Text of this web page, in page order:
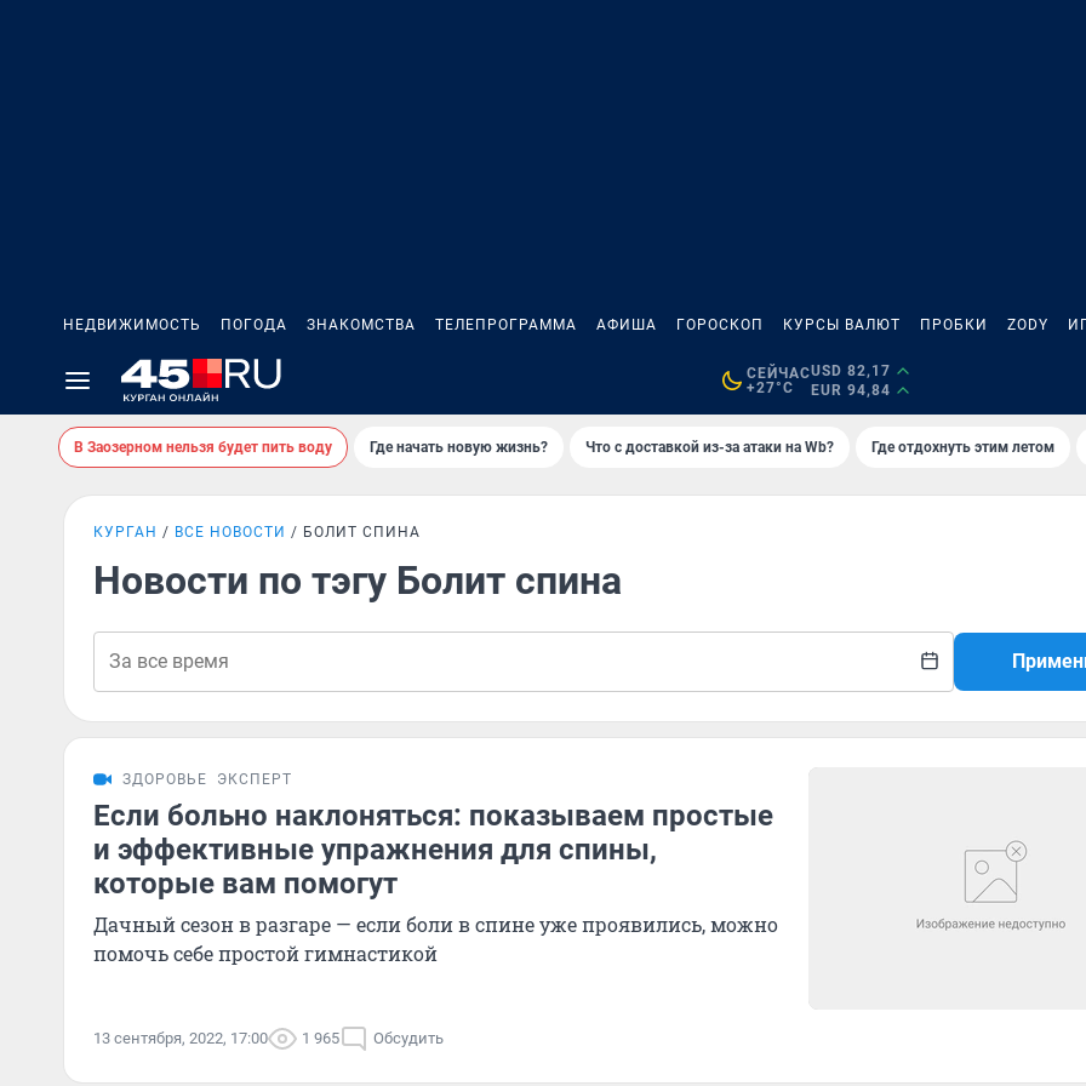
НЕДВИЖИМОСТЬ ПОГОДА ЗНАКОМСТВА ТЕЛЕПРОГРАММА АФИША ГОРОСКОП КУРСЫ ВАЛЮТ ПРОБКИ ZODY
СЕЙЧАС
+27°C
USD 82,17
EUR 94,84
В Заозерном нельзя будет пить воду Где начать новую жизнь? Что с доставкой из-за атаки на Wb? Где отдохнуть этим летом
КУРГАН ВСЕ НОВОСТИ БОЛИТ СПИНА
Новости по тэгу Болит спина
ЗДОРОВЬЕ ЭКСПЕРТ
Если больно наклоняться: показываем простые
и эффективные упражнения для спины,
которые вам помогут
Дачный сезон в разгаре — если боли в спине уже проявились, можно
помочь себе простой гимнастикой
13 сентября, 2022, 17:00 1 965 Обсудить